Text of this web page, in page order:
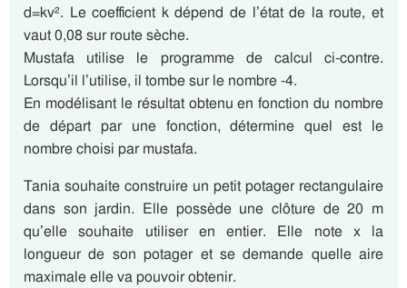
d=kv². Le coefficient k dépend de l’état de la route, et
vaut 0,08 sur route sèche.
Mustafa utilise le programme de calcul ci-contre.
Lorsqu’il l’utilise, il tombe sur le nombre -4.
En modélisant le résultat obtenu en fonction du nombre
de départ par une fonction, détermine quel est le
nombre choisi par mustafa.
Tania souhaite construire un petit potager rectangulaire
dans son jardin. Elle possède une clôture de 20 m
qu’elle souhaite utiliser en entier. Elle note x la
longueur de son potager et se demande quelle aire
maximale elle va pouvoir obtenir.